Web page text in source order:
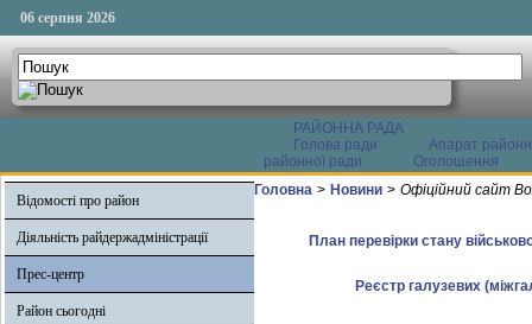
06 серпня 2026
РАЙОННА РАДА
Голова ради
Апарат
районної ради
Оголошення
Відомості про район
Діяльність райдержадміністрації
Прес-центр
Район сьогодні
Головна > Новини > Офіційний сайт
План перевірки стану
Реєстр галузевих